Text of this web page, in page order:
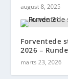
august 8, 2025
Forventede
2026 –
marts 23, 2026